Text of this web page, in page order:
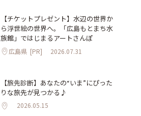
【チケットプレゼント】水辺の世界か
ら浮世絵の世界へ。「広島もとまち水
族館」ではじまるアートさんぽ
広島県 [PR] 2026.07.31
【旅先診断】あなたの“いま”にぴった
りな旅先が見つかる♪
2026.05.15